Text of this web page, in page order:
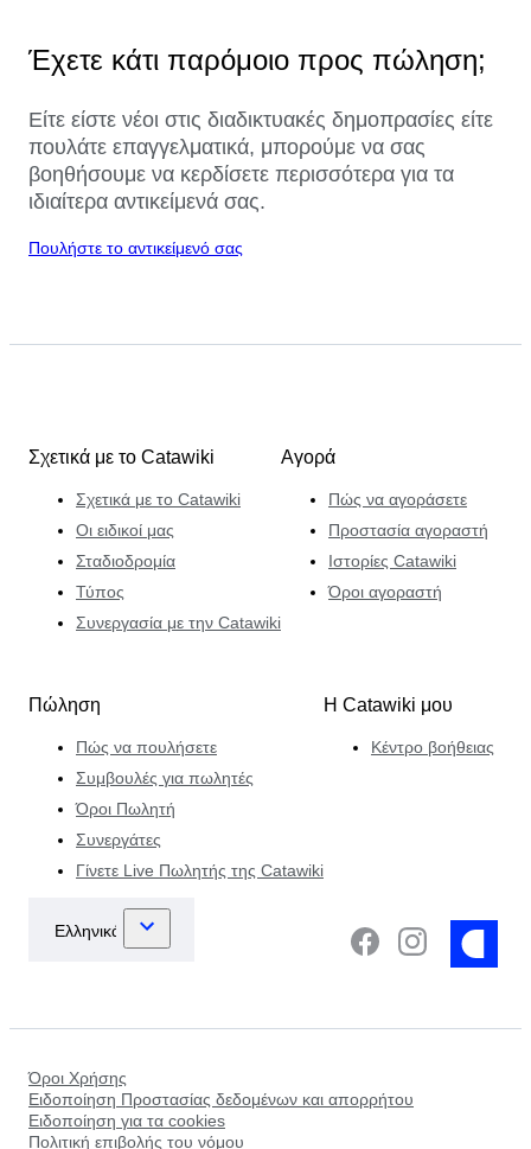
Έχετε κάτι παρόμοιο προς πώληση;
Είτε είστε νέοι στις διαδικτυακές δημοπρασίες είτε
πουλάτε επαγγελματικά, μπορούμε να σας
βοηθήσουμε να κερδίσετε περισσότερα για τα
ιδιαίτερα αντικείμενά σας.
Πουλήστε το αντικείμενό σας
Σχετικά με το Catawiki
Σχετικά με το Catawiki
Οι ειδικοί μας
Σταδιοδρομία
Τύπος
Συνεργασία με την Catawiki
Αγορά
Πώς να αγοράσετε
Προστασία αγοραστή
Ιστορίες Catawiki
Όροι αγοραστή
Πώληση
Πώς να πουλήσετε
Συμβουλές για πωλητές
Όροι Πωλητή
Συνεργάτες
Γίνετε Live Πωλητής της Catawiki
Η Catawiki μου
Κέντρο βοήθειας
Όροι Χρήσης
Ειδοποίηση Προστασίας δεδομένων και απορρήτου
Ειδοποίηση για τα cookies
Πολιτική επιβολής του νόμου